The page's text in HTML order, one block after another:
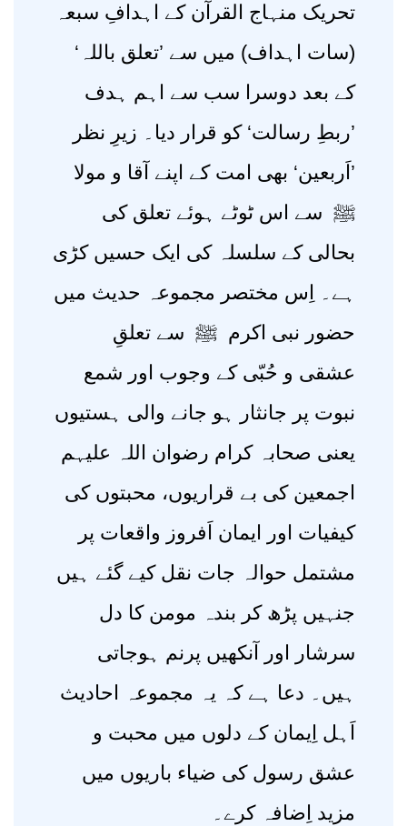
تحریک منہاج القرآن کے اہدافِ سبعہ
(سات اہداف) میں سے ’تعلق باللہ‘
کے بعد دوسرا سب سے اہم ہدف
’ربطِ رسالت‘ کو قرار دیا۔ زیرِ نظر
’اَربعین‘ بھی امت کے اپنے آقا و مولا
ﷺ سے اس ٹوٹے ہوئے تعلق کی
بحالی کے سلسلہ کی ایک حسیں کڑی
ہے۔ اِس مختصر مجموعہ حدیث میں
حضور نبی اکرم ﷺ سے تعلقِ
عشقی و حُبّی کے وجوب اور شمع
نبوت پر جانثار ہو جانے والی ہستیوں
یعنی صحابہ کرام رضوان اللہ علیہم
اجمعین کی بے قراریوں، محبتوں کی
کیفیات اور ایمان اَفروز واقعات پر
مشتمل حوالہ جات نقل کیے گئے ہیں
جنہیں پڑھ کر بندہ مومن کا دل
سرشار اور آنکھیں پرنم ہوجاتی
ہیں۔ دعا ہے کہ یہ مجموعہ احادیث
اَہل اِیمان کے دلوں میں محبت و
عشق رسول کی ضیاء باریوں میں
مزید اِضافہ کرے۔